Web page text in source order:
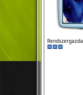
Rendszergazda